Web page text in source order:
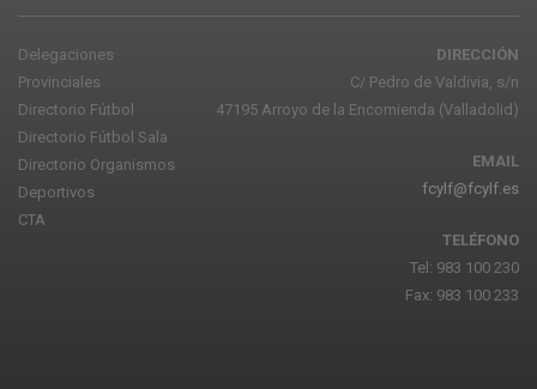
Delegaciones
Provinciales
Directorio Fútbol
Directorio Fútbol Sala
Directorio Organismos
Deportivos
CTA
DIRECCIÓN
C/ Pedro de Valdivia, s/n
47195 Arroyo de la Encomienda (Valladolid)
EMAIL
fcylf@fcylf.es
TELÉFONO
Tel: 983 100 230
Fax: 983 100 233